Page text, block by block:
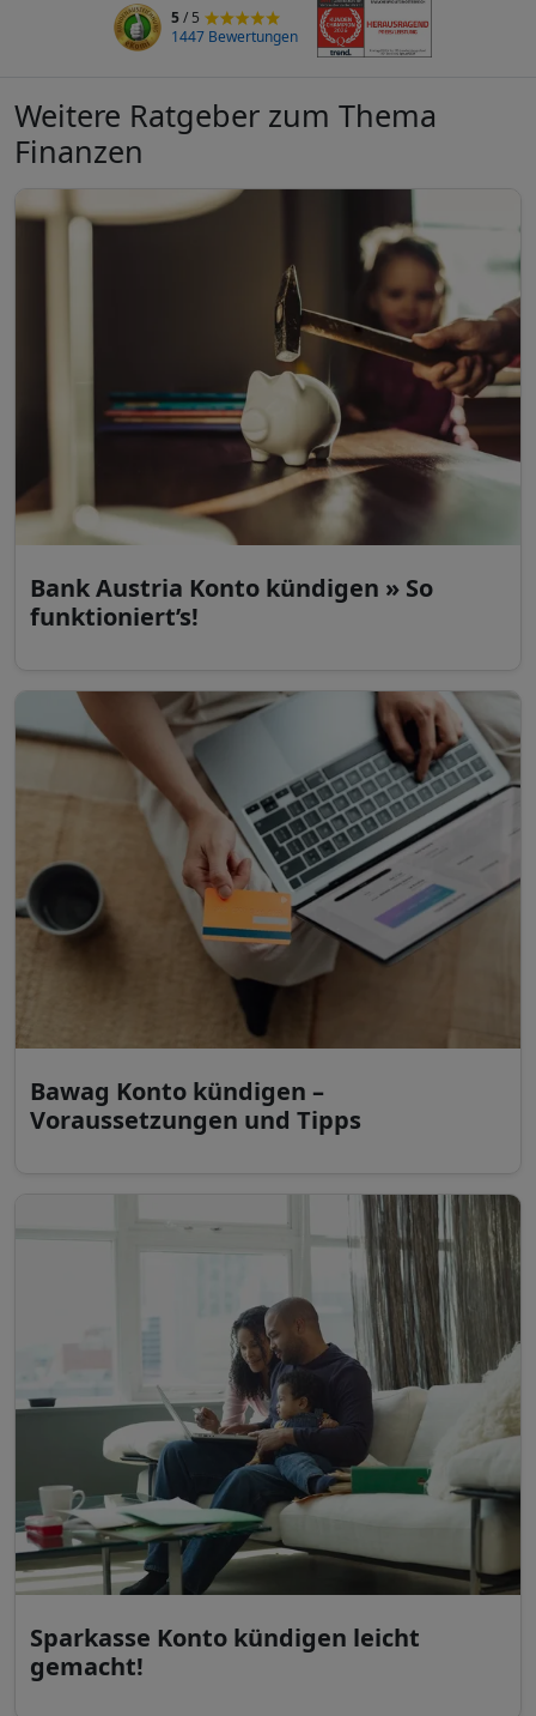
5/ 5
1447 Bewertungen
Weitere Ratgeber zum Thema
Finanzen
Bank Austria Konto kündigen » So
funktioniert’s!
Bawag Konto kündigen –
Voraussetzungen und Tipps
Sparkasse Konto kündigen leicht
gemacht!